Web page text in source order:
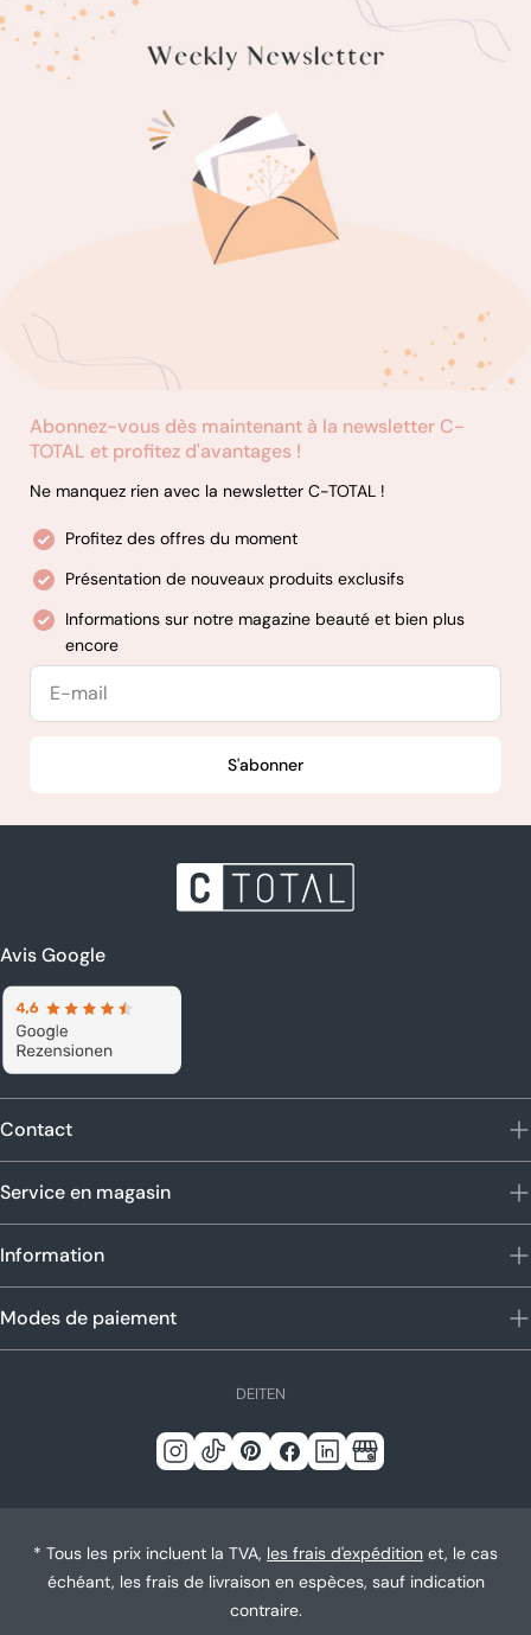
Abonnez-vous dès maintenant à la newsletter C-
TOTAL et profitez d'avantages !
Ne manquez rien avec la newsletter C-TOTAL !
Profitez des offres du moment
Présentation de nouveaux produits exclusifs
Informations sur notre magazine beauté et bien plus
encore
E-
S'abonner
Avis Google
Contact
Service en magasin
Information
Modes de paiement
L
n
e
DE EN
IT
Instagram
TIC PinterestFacebook
LinkedinGoogle
* Tous les prix incluent la TVA, les frais d'expédition et, le cas
échéant, les frais de livraison en espèces, sauf indication
contraire.